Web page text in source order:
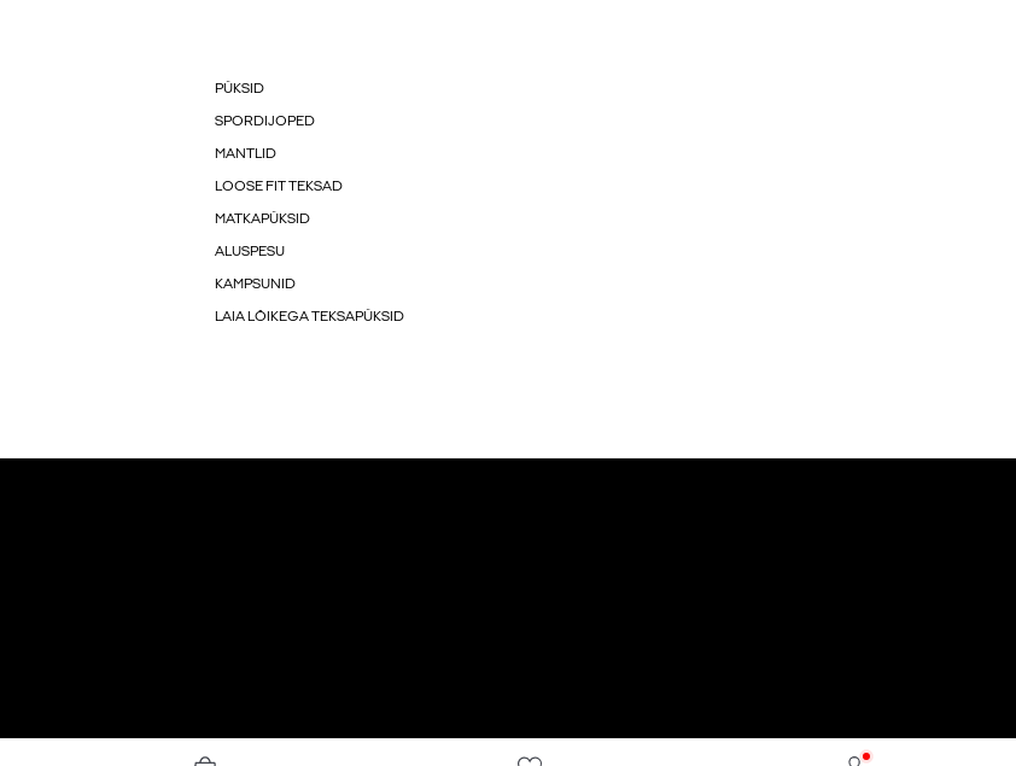
PÜKSID
SPORDIJOPED
MANTLID
LOOSE FIT TEKSAD
MATKAPÜKSID
ALUSPESU
KAMPSUNID
LAIA LÕIKEGA TEKSAPÜKSID